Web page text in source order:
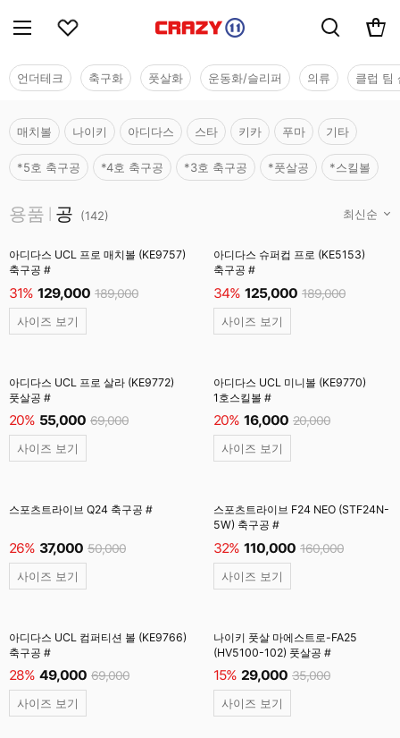
언더테크 축구화 풋살화 운동화/슬리퍼 의류 클럽 팀
매치볼 나이키 아디다스 스타 키카 푸마 기타
*5호 축구공 *4호 축구공 *3호 축구공 *풋살공 *스킬볼
용품 공 (142)
아디다스 UCL 프로 매치볼 (KE9757)
축구공 #
31% 129,000 189,000
사이즈 보기
아디다스 슈퍼컵 프로 (KE5153)
축구공 #
34% 125,000 189,000
사이즈 보기
아디다스 UCL 프로 살라 (KE9772)
풋살공 #
20% 55,000 69,000
사이즈 보기
아디다스 UCL 미니볼 (KE9770)
1호스킬볼 #
20% 16,000 20,000
사이즈 보기
스포츠트라이브 Q24 축구공 #
26% 37,000 50,000
사이즈 보기
스포츠트라이브 F24 NEO (STF24N-
5W) 축구공 #
32% 110,000 160,000
사이즈 보기
아디다스 UCL 컴퍼티션 볼 (KE9766)
축구공 #
28% 49,000 69,000
사이즈 보기
나이키 풋살 마에스트로-FA25
(HV5100-102) 풋살공 #
15% 29,000 35,000
사이즈 보기